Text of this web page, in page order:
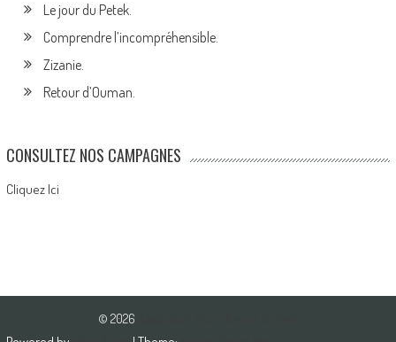
Le jour du Petek.
Comprendre l’incompréhensible.
Zizanie.
Retour d’Ouman.
CONSULTEZ NOS CAMPAGNES
Cliquez Ici
© 2026